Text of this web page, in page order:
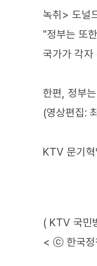
녹취> 도널
"정부는 또
국가가 각자
한편, 정부
(영상편집:
KTV 문기혁
( KTV 국민
< ⓒ 한국정